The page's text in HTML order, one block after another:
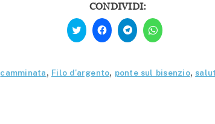
CONDIVIDI:
Fai
clic
qui
Twitter
(Si
Fai
clic
per
condividere
(Si
apre
Fai
clic
per
condividere
(Si
apre
Fai
clic
per
(Si
apre
camminata, Filo d'argento, ponte sul bisenzio,